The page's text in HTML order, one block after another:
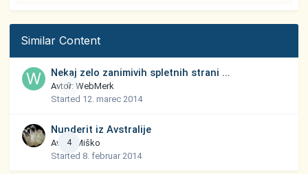
Similar Content
0
Nekaj zelo zanimivih spletnih strani ...
Avtor:WebMerk
Started 12. marec 2014
4
Nunderit iz Avstralije
Avtor:
Miško
Started 8. februar 2014